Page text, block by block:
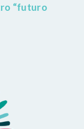
“futuro